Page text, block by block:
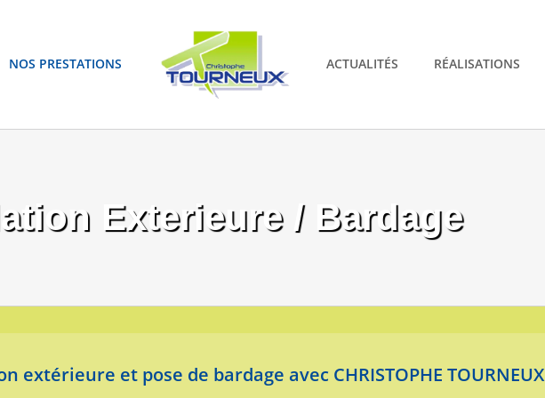
NOS PRESTATIONS ACTUALITÉS RÉALISATIONS
Exterieure / Bardage
extérieure et pose de bardage avec CHRISTOPHE TOURNEUX